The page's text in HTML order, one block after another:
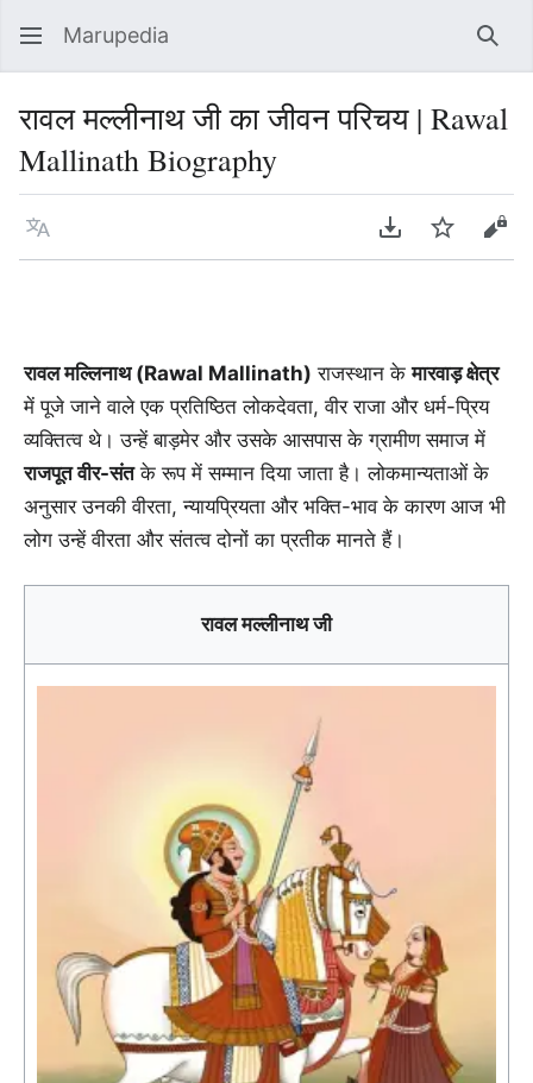
Marupedia
रावल मल्लीनाथ जी का जीवन परिचय | Rawal
Mallinath Biography
Language Download PDF
Watch
रावल मल्लिनाथ (Rawal Mallinath) राजस्थान केमारवाड़ क्षेत्र
में पूजे जाने वाले एक प्रतिष्ठित लोकदेवता, वीर राजा और धर्म-प्रिय
व्यक्तित्व थे। उन्हें बाड़मेर और उसके आसपास के ग्रामीण समाज में
राजपूत वीर-संतके रूप में सम्मान दिया जाता है। लोकमान्यताओं के
अनुसार उनकी वीरता, न्यायप्रियता और भक्ति-भाव के कारण आज भी
लोग उन्हें वीरता और संतत्व दोनों का प्रतीक मानते हैं।
रावल मल्लीनाथ जी